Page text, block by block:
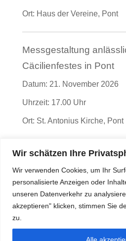
Wir schätzen Ihre
Wir verwenden Cookies, um Ihr
personalisierte Anzeigen oder
unseren Datenverkehr zu
akzeptieren" klicken, stimmen Sie
zu.
Alle
Ort: Haus der Vereine, Pont
Messgestaltung
Cäcilienfestes in Pont
Datum: 21. November 2026
Uhrzeit: 17.00 Uhr
Ort: St. Antonius Kirche, Pont
Messgestaltung
Cäcilienfestes in
Datum:29. November 2026
Uhrzeit: 10.30 Uhr
Ort:St. Antonius Abbas